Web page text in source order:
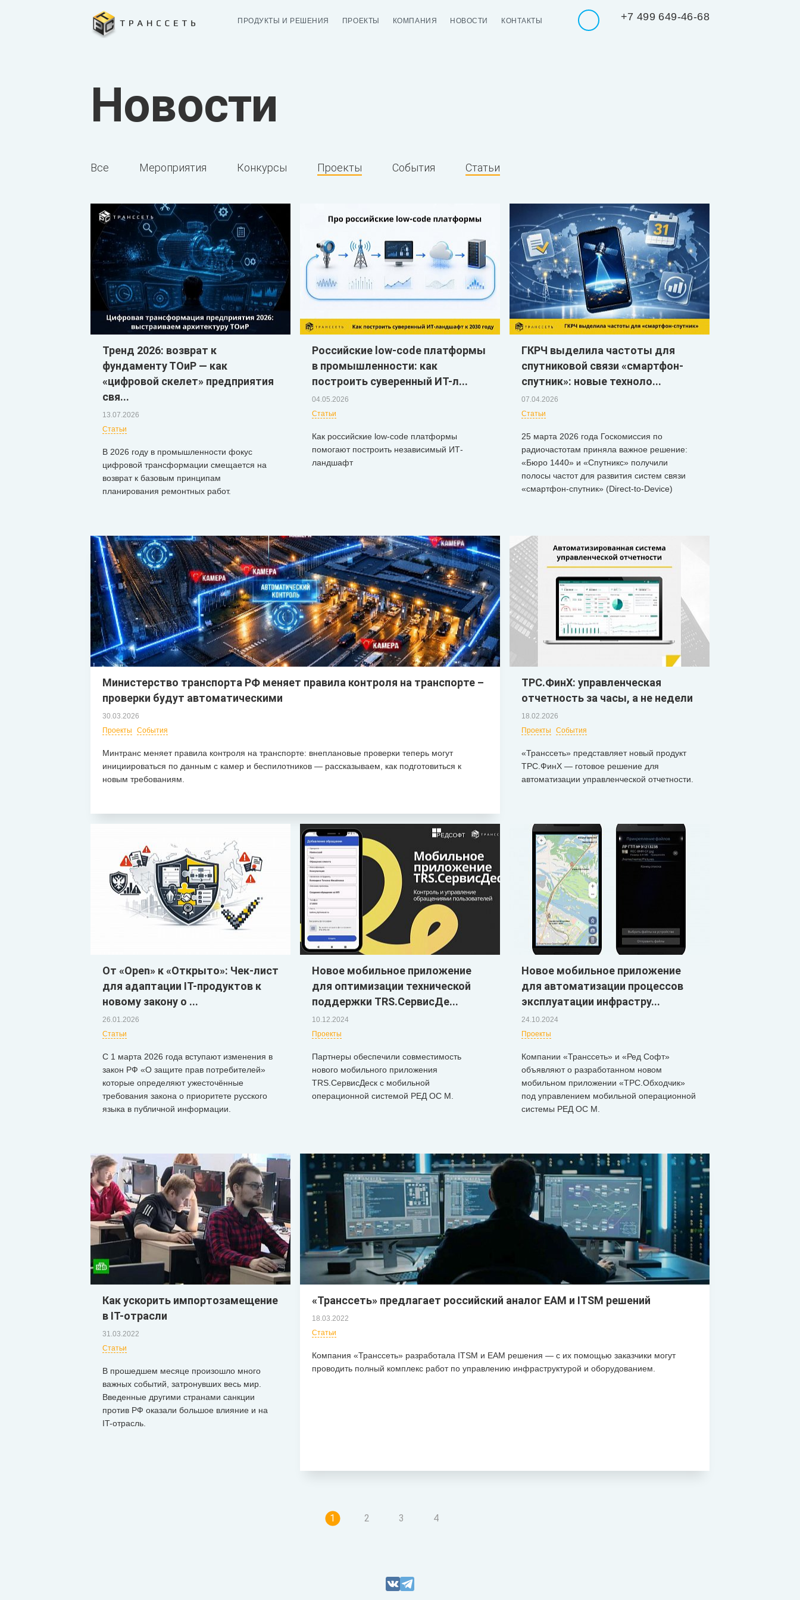
ПРОДУКТЫ И РЕШЕНИЯ ПРОЕКТЫ КОМПАНИЯ НОВОСТИ КОНТАКТЫ +7 499 649-46-68
Новости
Все Мероприятия Конкурсы Проекты События Статьи
Тренд 2026: возврат к
фундаменту ТОиР — как
«цифровой скелет» предприятия
свя...
13.07.2026
Статьи
В 2026 году в промышленности фокус
цифровой трансформации смещается на
возврат к базовым принципам
планирования ремонтных работ.
Российские low-code платформы
в промышленности: как
построить суверенный ИТ-л...
04.05.2026
Статьи
Как российские low-code платформы
помогают построить независимый ИТ-
ландшафт
ГКРЧ выделила частоты для
спутниковой связи «смартфон-
спутник»: новые техноло...
07.04.2026
Статьи
25 марта 2026 года Госкомиссия по
радиочастотам приняла важное решение:
«Бюро 1440» и «Спутникс» получили
полосы частот для развития систем связи
«смартфон-спутник» (Direct-to-Device)
Министерство транспорта РФ меняет правила контроля на транспорте –
проверки будут автоматическими
30.03.2026
Проекты
События
Минтранс меняет правила контроля на транспорте: внеплановые проверки теперь могут
инициироваться по данным с камер и беспилотников — рассказываем, как подготовиться к
новым требованиям.
ТРС.ФинХ: управленческая
отчетность за часы, а не недели
18.02.2026
Проекты
События
«Транссеть» представляет новый продукт
ТРС.ФинХ — готовое решение для
автоматизации управленческой отчетности.
От «Open» к «Открыто»: Чек-лист
для адаптации IT-продуктов к
новому закону о ...
26.01.2026
Статьи
С 1 марта 2026 года вступают изменения в
закон РФ «О защите прав потребителей»
которые определяют ужесточённые
требования закона о приоритете русского
языка в публичной информации.
Новое мобильное приложение
для оптимизации технической
поддержки TRS.СервисДе...
10.12.2024
Проекты
Партнеры обеспечили совместимость
нового мобильного приложения
TRS.СервисДеск с мобильной
операционной системой РЕД ОС М.
Новое мобильное приложение
для автоматизации процессов
эксплуатации инфрастру...
24.10.2024
Проекты
Компании «Транссеть» и «Ред Софт»
объявляют о разработанном новом
мобильном приложении «ТРС.Обходчик»
под управлением мобильной операционной
системы РЕД ОС М.
Как ускорить импортозамещение
в IT-отрасли
31.03.2022
Статьи
В прошедшем месяце произошло много
важных событий, затронувших весь мир.
Введенные другими странами санкции
против РФ оказали большое влияние и на
IT-отрасль.
«Транссеть» предлагает российский аналог EAM и ITSM решений
18.03.2022
Статьи
Компания «Транссеть» разработала ITSM и EAM решения — с их помощью заказчики могут
проводить полный комплекс работ по управлению инфраструктурой и оборудованием.
1 2 3 4